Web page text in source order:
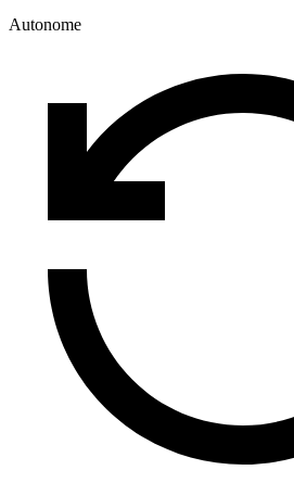
Autonome